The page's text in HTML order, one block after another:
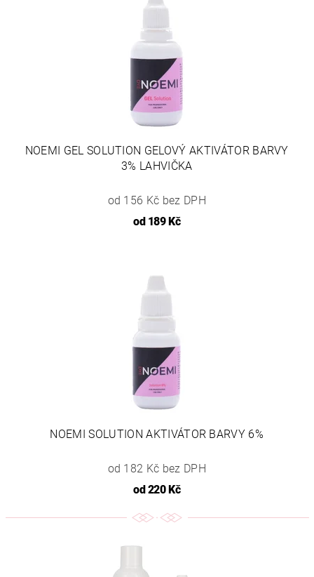
NOEMI GEL SOLUTION GELOVÝ AKTIVÁTOR BARVY
3% LAHVIČKA
od 156 Kč bez DPH
od189 Kč
NOEMI SOLUTION AKTIVÁTOR BARVY 6%
od 182 Kč bez DPH
od220 Kč